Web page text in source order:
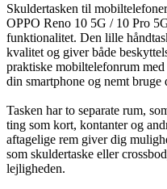
Skuldertasken til
OPPO Reno 10 5G / 10 Pro
funktionalitet. Den lille
kvalitet og giver både
praktiske mobiltelefonrum
din smartphone og nemt bruge
Tasken har to separate rum,
ting som kort, kontanter og
aftagelige rem giver dig
som skuldertaske eller
lejligheden.